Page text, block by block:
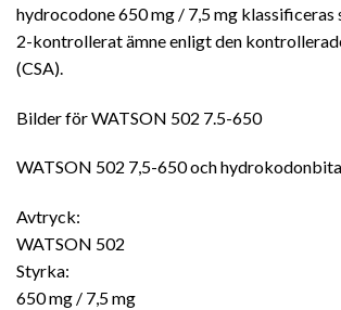
hydrocodone 650 mg / 7,5 mg klassificeras
2-kontrollerat ämne enligt den
(CSA).
Bilder för WATSON 502 7.5-650
WATSON 502 7,5-650 och
Avtryck:
WATSON 502
Styrka:
650 mg / 7,5 mg